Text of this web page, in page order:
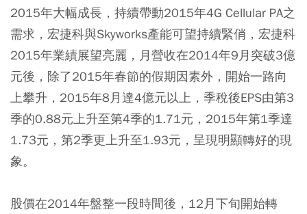
2015年大幅成長，持續帶動2015年4G Cellular PA之
需求，宏捷科與Skyworks產能可望持續緊俏，宏捷科
2015年業績展望亮麗，月營收在2014年9月突破3億
元後，除了2015年春節的假期因素外，開始一路向
上攀升，2015年8月達4億元以上，季稅後EPS由第3
季的0.88元上升至第4季的1.71元，2015年第1季達
1.73元，第2季更上升至1.93元，呈現明顯轉好的現
象。
股價在2014年盤整一段時間後，12月下旬開始轉